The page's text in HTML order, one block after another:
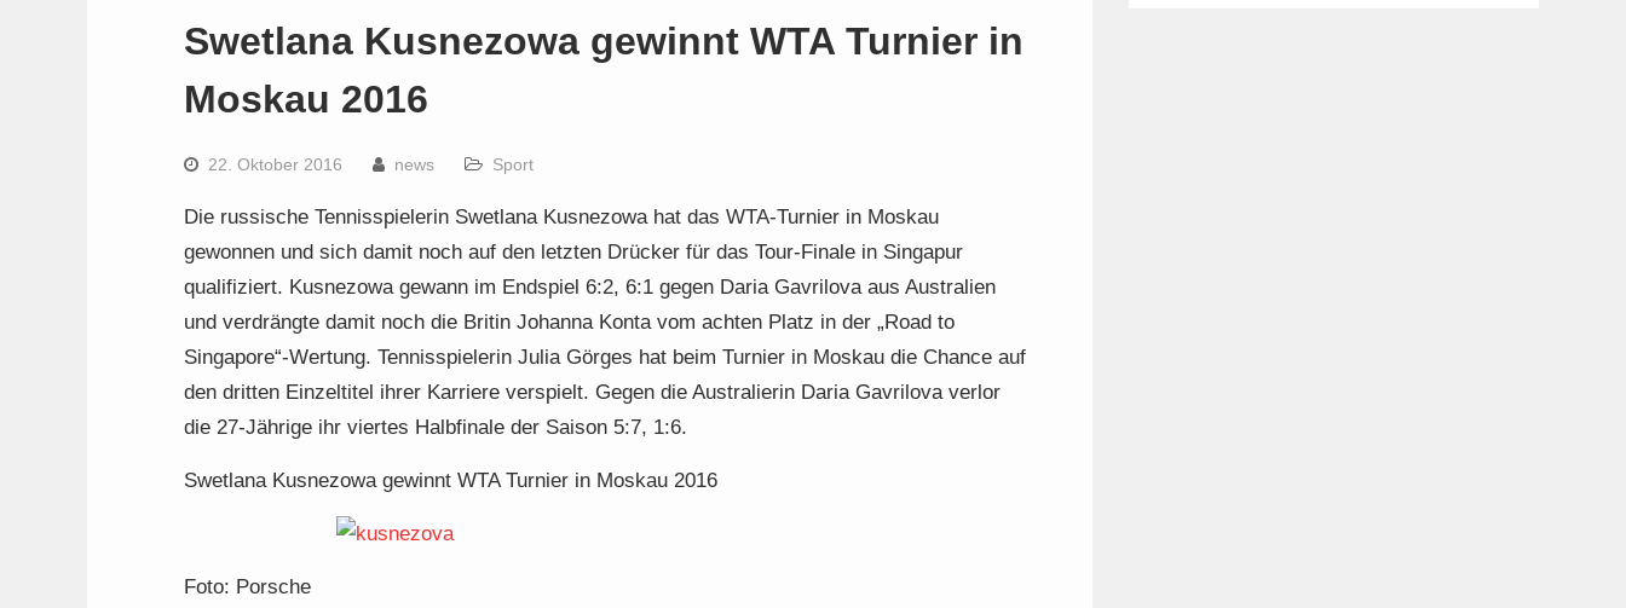
Swetlana Kusnezowa gewinnt WTA Turnier in
Moskau 2016
22. Oktober 2016 news Sport
Die russische Tennisspielerin Swetlana Kusnezowa hat das WTA-Turnier in Moskau
gewonnen und sich damit noch auf den letzten Drücker für das Tour-Finale in Singapur
qualifiziert. Kusnezowa gewann im Endspiel 6:2, 6:1 gegen Daria Gavrilova aus Australien
und verdrängte damit noch die Britin Johanna Konta vom achten Platz in der „Road to
Singapore“-Wertung. Tennisspielerin Julia Görges hat beim Turnier in Moskau die Chance auf
den dritten Einzeltitel ihrer Karriere verspielt. Gegen die Australierin Daria Gavrilova verlor
die 27-Jährige ihr viertes Halbfinale der Saison 5:7, 1:6.
Swetlana Kusnezowa gewinnt WTA Turnier in Moskau 2016
Foto: Porsche